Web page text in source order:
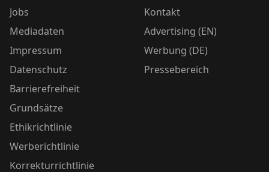
Jobs
Mediadaten
Impressum
Datenschutz
Barrierefreiheit
Grundsätze
Ethikrichtlinie
Werberichtlinie
Korrekturrichtlinie
Kontakt
Advertising (EN)
Werbung (DE)
Pressebereich